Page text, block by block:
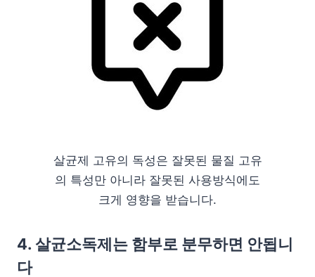
살균제 고유의 독성은 잘못된 물질 고유
의 특성만 아니라 잘못된 사용방식에도
크게 영향을 받습니다.
4. 살균소독제는 함부로 분무하면 안됩니
다